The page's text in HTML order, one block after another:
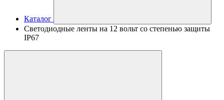
Каталог
Светодиодные ленты на 12 вольт со степенью защиты
IP67